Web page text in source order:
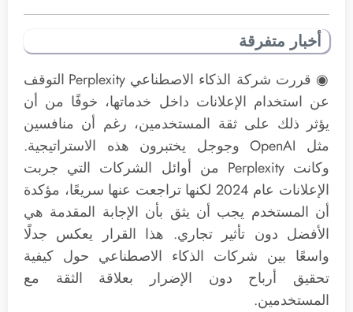
أخبار متفرقة
◉ قررت شركة الذكاء الاصطناعي Perplexity التوقف
عن استخدام الإعلانات داخل خدماتها، خوفًا من أن
يؤثر ذلك على ثقة المستخدمين، رغم أن منافسين
مثل OpenAI وجوجل يختبرون هذه الاستراتيجية.
وكانت Perplexity من أوائل الشركات التي جربت
الإعلانات عام 2024 لكنها تراجعت عنها سريعًا، مؤكدة
أن المستخدم يجب أن يثق بأن الإجابة المقدمة هي
الأفضل دون تأثير تجاري. هذا القرار يعكس جدلًا
واسعًا بين شركات الذكاء الاصطناعي حول كيفية
تحقيق أرباح دون الإضرار بعلاقة الثقة مع
المستخدمين.